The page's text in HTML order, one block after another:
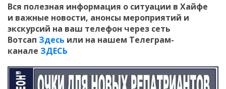
Вся полезная информация о ситуации в Хайфе
и важные новости, анонсы мероприятий и
экскурсий на ваш телефон через сеть
Вотсап Здесь или на нашем Телеграм-
канале ЗДЕСЬ